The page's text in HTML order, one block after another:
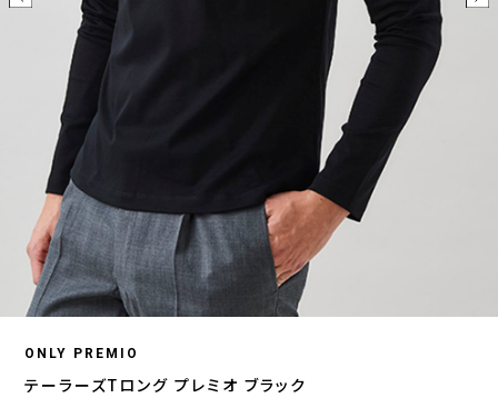
ONLY PREMIO
テーラーズTロング プレミオ ブラック